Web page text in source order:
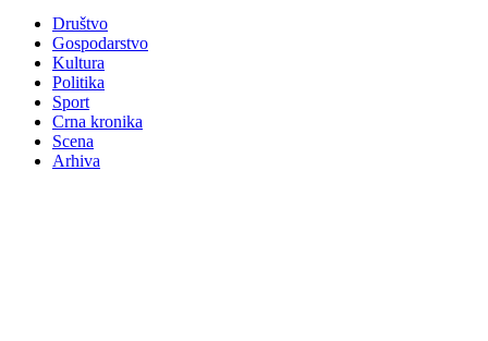
Društvo
Gospodarstvo
Kultura
Politika
Sport
Crna kronika
Scena
Arhiva